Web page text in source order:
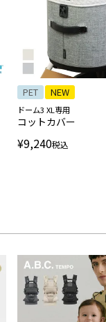
PET NEW
ドーム3 XL専用
コットカバー
¥9,240税込